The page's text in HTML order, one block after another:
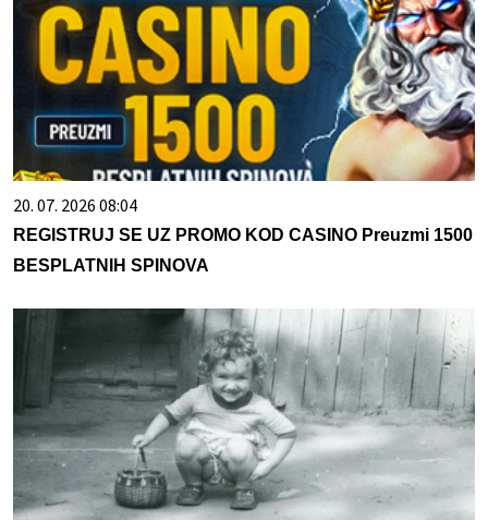
20. 07. 2026 08:04
REGISTRUJ SE UZ PROMO KOD CASINO Preuzmi 1500
BESPLATNIH SPINOVA